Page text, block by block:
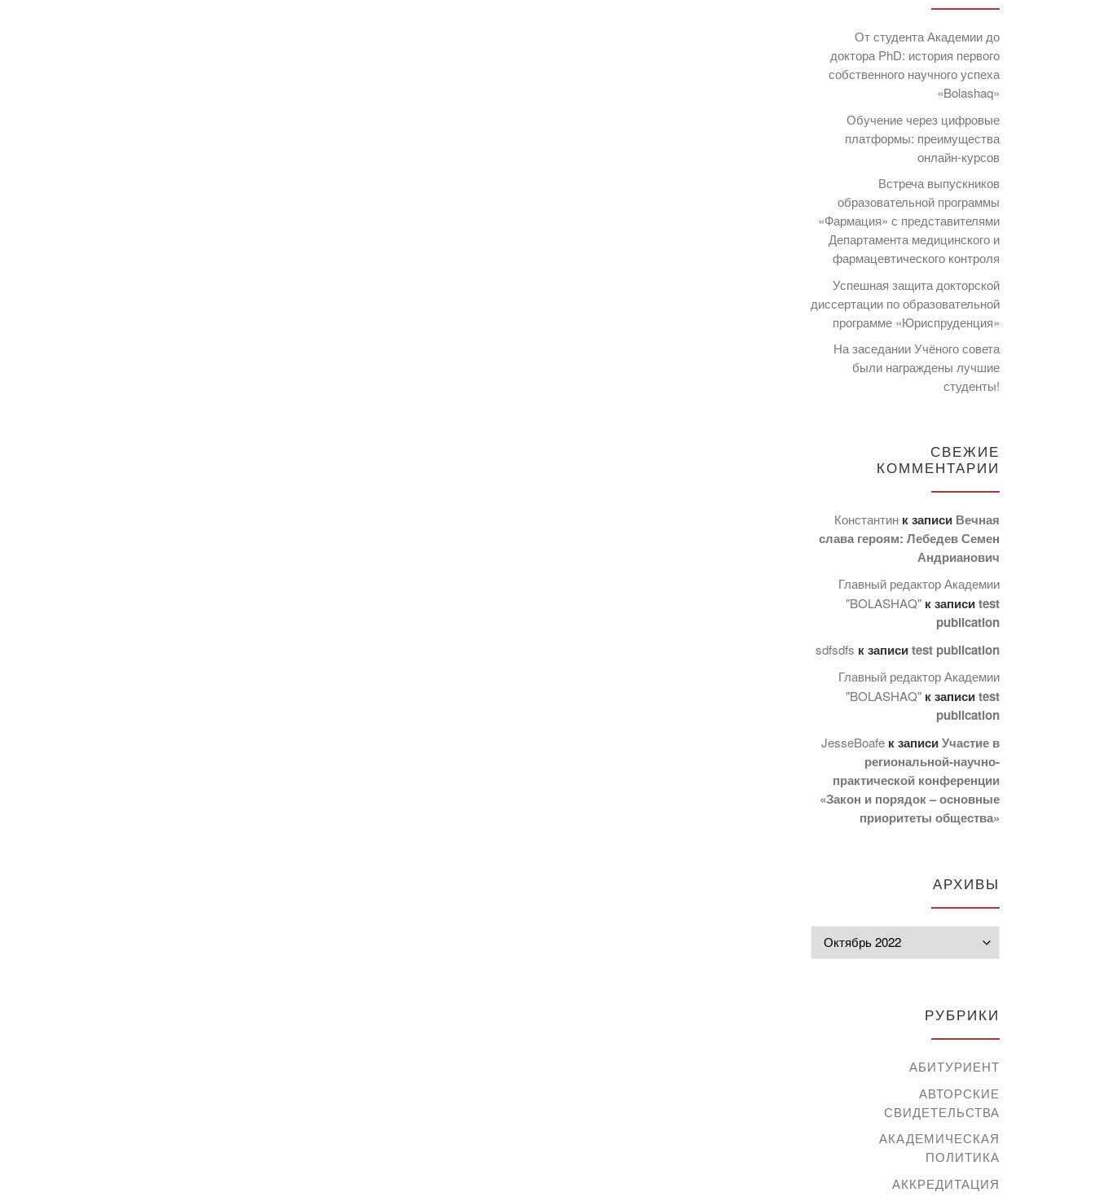
От студента Академии до
доктора PhD: история первого
собственного научного успеха
«Bolashaq»
Обучение через цифровые
платформы: преимущества
онлайн-курсов
Встреча выпускников
образовательной программы
«Фармация» с представителями
Департамента медицинского и
фармацевтического контроля
Успешная защита докторской
диссертации по образовательной
программе «Юриспруденция»
На заседании Учёного совета
были награждены лучшие
студенты!
СВЕЖИЕ
КОММЕНТАРИИ
Константин к записи Вечная
слава героям: Лебедев Семен
Андрианович
Главный редактор Академии
"BOLASHAQ" к записиtest
publication
sdfsdfs к записиtest publication
Главный редактор Академии
"BOLASHAQ" к записиtest
publication
JesseBoafe к записиУчастие в
региональной-научно-
практической конференции
«Закон и порядок – основные
приоритеты общества»
АРХИВЫ
РУБРИКИ
АБИТУРИЕНТ
АВТОРСКИЕ
СВИДЕТЕЛЬСТВА
АКАДЕМИЧЕСКАЯ
ПОЛИТИКА
АККРЕДИТАЦИЯ